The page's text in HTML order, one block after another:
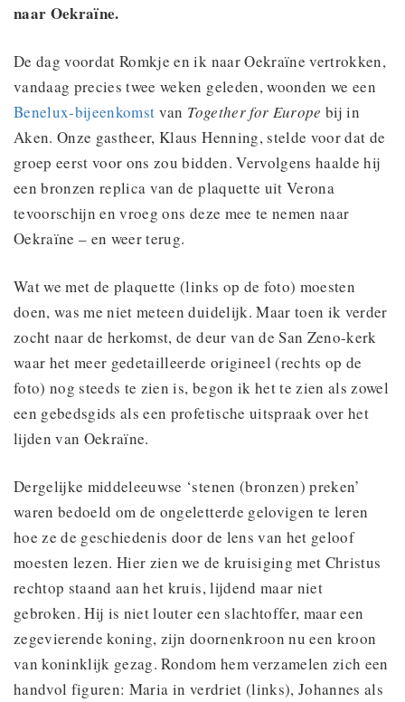
naar Oekraïne.
De dag voordat Romkje en ik naar Oekraïne vertrokken,
vandaag precies twee weken geleden, woonden we een
Benelux-bijeenkomst van Together for Europe bij in
Aken. Onze gastheer, Klaus Henning, stelde voor dat de
groep eerst voor ons zou bidden. Vervolgens haalde hij
een bronzen replica van de plaquette uit Verona
tevoorschijn en vroeg ons deze mee te nemen naar
Oekraïne – en weer terug.
Wat we met de plaquette (links op de foto) moesten
doen, was me niet meteen duidelijk. Maar toen ik verder
zocht naar de herkomst, de deur van de San Zeno-kerk
waar het meer gedetailleerde origineel (rechts op de
foto) nog steeds te zien is, begon ik het te zien als zowel
een gebedsgids als een profetische uitspraak over het
lijden van Oekraïne.
Dergelijke middeleeuwse ‘stenen (bronzen) preken’
waren bedoeld om de ongeletterde gelovigen te leren
hoe ze de geschiedenis door de lens van het geloof
moesten lezen. Hier zien we de kruisiging met Christus
rechtop staand aan het kruis, lijdend maar niet
gebroken. Hij is niet louter een slachtoffer, maar een
zegevierende koning, zijn doornenkroon nu een kroon
van koninklijk gezag. Rondom hem verzamelen zich een
handvol figuren: Maria in verdriet (links), Johannes als